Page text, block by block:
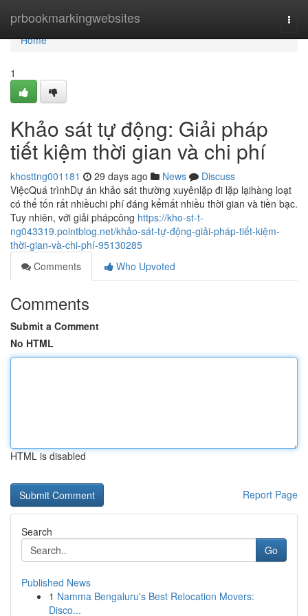
prbookmarkingwebsites
Home
Home
1
Khảo sát tự động: Giải pháp
tiết kiệm thời gian và chi phí
khosttng001181 29 days ago News
Discuss
ViệcQuá trìnhDự án khảo sát thường xuyênlặp đi lặp lạihàng loạt
có thể tốn rất nhiềuchi phí đáng kểmất nhiều thời gian và tiền bạc.
Tuy nhiên, với giải phápcông https://kho-st-t-
ng043319.pointblog.net/khảo-sát-tự-động-giải-pháp-tiết-kiệm-
thời-gian-và-chi-phí-95130285
Comments
Who Upvoted
Comments
Submit a Comment
No HTML
HTML is disabled
Report Page
Search
Go
Published News
1 Namma Bengaluru's Best Relocation Movers:
Disco...